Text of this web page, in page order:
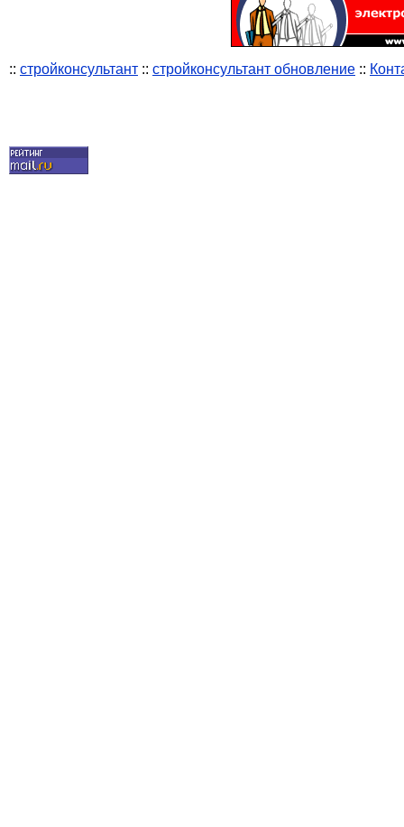
:: стройконсультант :: стройконсультант обновление ::